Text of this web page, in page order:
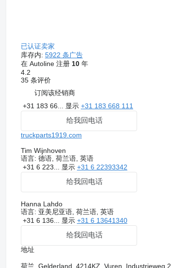
已认证卖家
库存内: 5922 条广告
在 Autoline 注册 10年
4.2
35 条评价
订阅该经销商
+31 183 66... 显示 +31 183 668 111
给我回电话
truckparts1919.com
Tim Wijnhoven
语言: 德语, 荷兰语, 英语
+31 6 223... 显示 +31 6 22393342
给我回电话
Hanna Lahdo
语言: 亚美尼亚语, 荷兰语, 英语
+31 6 136... 显示 +31 6 13641340
给我回电话
地址
荷兰, Gelderland, 4214KZ, Vuren, Industrieweg 2